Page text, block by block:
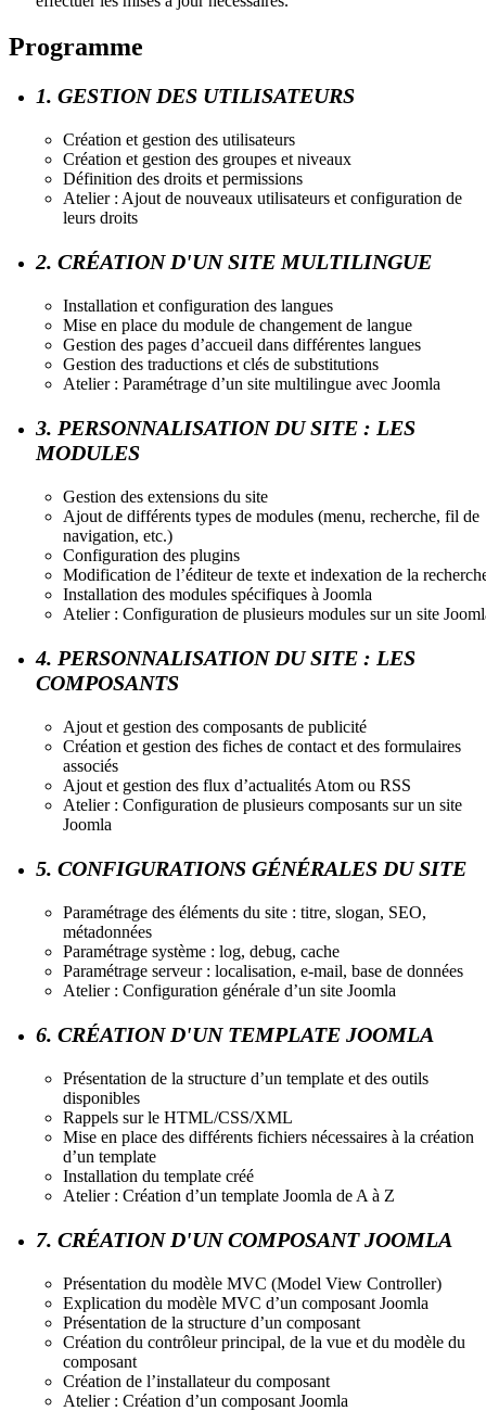
Programme
1. GESTION DES UTILISATEURS
Création et gestion des utilisateurs
Création et gestion des groupes et niveaux
Définition des droits et permissions
Atelier : Ajout de nouveaux utilisateurs et configuration de
leurs droits
2. CRÉATION D'UN SITE MULTILINGUE
Installation et configuration des langues
Mise en place du module de changement de langue
Gestion des pages d’accueil dans différentes langues
Gestion des traductions et clés de substitutions
Atelier : Paramétrage d’un site multilingue avec Joomla
3. PERSONNALISATION DU SITE : LES
MODULES
Gestion des extensions du site
Ajout de différents types de modules (menu, recherche, fil de
navigation, etc.)
Configuration des plugins
Modification de l’éditeur de texte et indexation de la
Installation des modules spécifiques à Joomla
Atelier : Configuration de plusieurs modules sur un site
4. PERSONNALISATION DU SITE : LES
COMPOSANTS
Ajout et gestion des composants de publicité
Création et gestion des fiches de contact et des formulaires
associés
Ajout et gestion des flux d’actualités Atom ou RSS
Atelier : Configuration de plusieurs composants sur un site
Joomla
5. CONFIGURATIONS GÉNÉRALES DU SITE
Paramétrage des éléments du site : titre, slogan, SEO,
métadonnées
Paramétrage système : log, debug, cache
Paramétrage serveur : localisation, e-mail, base de données
Atelier : Configuration générale d’un site Joomla
6. CRÉATION D'UN TEMPLATE JOOMLA
Présentation de la structure d’un template et des outils
disponibles
Rappels sur le HTML/CSS/XML
Mise en place des différents fichiers nécessaires à la création
d’un template
Installation du template créé
Atelier : Création d’un template Joomla de A à Z
7. CRÉATION D'UN COMPOSANT JOOMLA
Présentation du modèle MVC (Model View Controller)
Explication du modèle MVC d’un composant Joomla
Présentation de la structure d’un composant
Création du contrôleur principal, de la vue et du modèle du
composant
Création de l’installateur du composant
Atelier : Création d’un composant Joomla